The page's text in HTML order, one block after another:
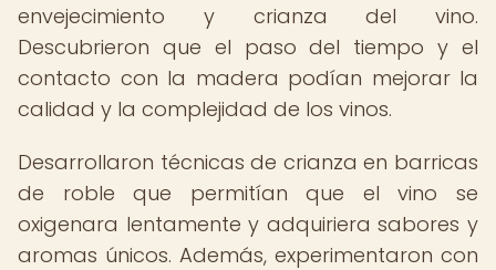
envejecimiento y crianza del vino.
Descubrieron que el paso del tiempo y el
contacto con la madera podían mejorar la
calidad y la complejidad de los vinos.
Desarrollaron técnicas de crianza en barricas
de roble que permitían que el vino se
oxigenara lentamente y adquiriera sabores y
aromas únicos. Además, experimentaron con